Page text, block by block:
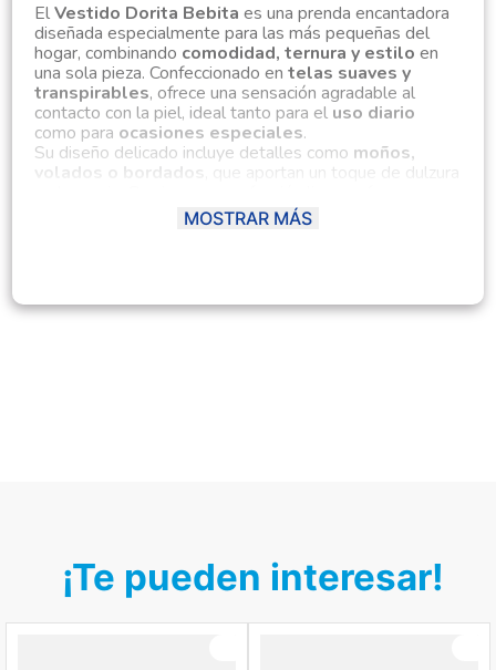
ElVestido Dorita Bebita es una prenda encantadora
diseñada especialmente para las más pequeñas del
hogar, combinando comodidad, ternura y estilo en
una sola pieza. Confeccionado entelas suaves y
transpirables, ofrece una sensación agradable al
contacto con la piel, ideal tanto para el uso diario
como para ocasiones especiales.
Su diseño delicado incluye detalles como moños,
volados o bordados
, que aportan un toque de dulzura
libertad de movimiento, convirtiéndose en
una prenda indispensable para cualquier temporada.
Tipo:Vestido infantil.
MOSTRAR MÁS
¡Te pueden interesar!